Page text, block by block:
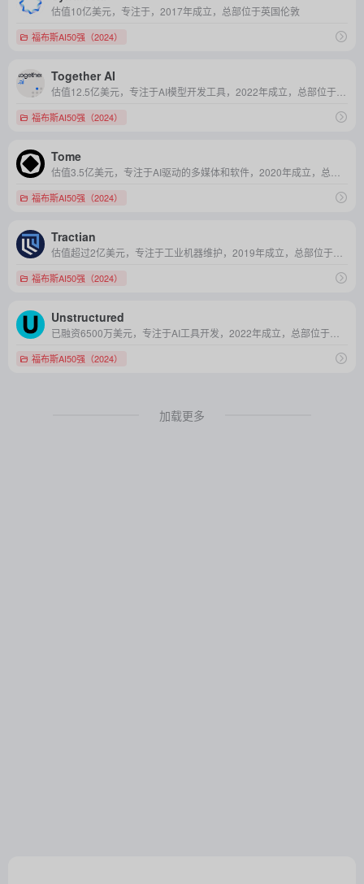
估值10亿美元，专注于，2017年成立，总部位于英国伦敦
福布斯AI50强（2024）
Together AI
福布斯AI50强（2024）
Tome
福布斯AI50强（2024）
Tractian
福布斯AI50强（2024）
Unstructured
福布斯AI50强（2024）
加载更多